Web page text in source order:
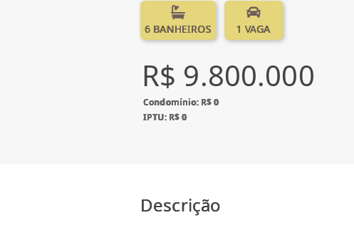
6 BANHEIROS 1 VAGA
R$ 9.800.000
Condomínio: R$ 0
IPTU: R$ 0
Descrição